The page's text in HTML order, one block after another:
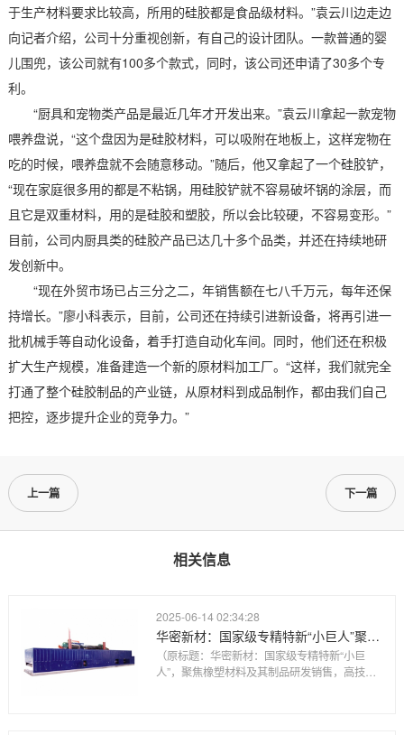
于生产材料要求比较高，所用的硅胶都是食品级材料。”袁云川边走边
向记者介绍，公司十分重视创新，有自己的设计团队。一款普通的婴
儿围兜，该公司就有100多个款式，同时，该公司还申请了30多个专
利。
“厨具和宠物类产品是最近几年才开发出来。”袁云川拿起一款宠物
喂养盘说，“这个盘因为是硅胶材料，可以吸附在地板上，这样宠物在
吃的时候，喂养盘就不会随意移动。”随后，他又拿起了一个硅胶铲，
“现在家庭很多用的都是不粘锅，用硅胶铲就不容易破坏锅的涂层，而
且它是双重材料，用的是硅胶和塑胶，所以会比较硬，不容易变形。”
目前，公司内厨具类的硅胶产品已达几十多个品类，并还在持续地研
发创新中。
“现在外贸市场已占三分之二，年销售额在七八千万元，每年还保
持增长。”廖小科表示，目前，公司还在持续引进新设备，将再引进一
批机械手等自动化设备，着手打造自动化车间。同时，他们还在积极
扩大生产规模，准备建造一个新的原材料加工厂。“这样，我们就完全
打通了整个硅胶制品的产业链，从原材料到成品制作，都由我们自己
把控，逐步提升企业的竞争力。”
上一篇 下一篇
相关信息
2025-06-14 02:34:28
华密新材：国家级专精特新“小巨人”聚焦橡塑材料及其制品研发销售高技术水平进入航空、高铁领域
（原标题：华密新材：国家级专精特新“小巨
人”，聚焦橡塑材料及其制品研发销售，高技术